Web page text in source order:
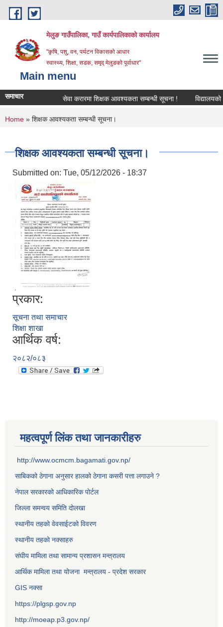
Skip to main content
मेलुङ गाउँपालिका, गाउँ कार्यपालिकाको कार्यालय
"कृषि, पशु, वन, पर्यटन विकासको आधार
स्वास्थ्य, शिक्षा, सडक, समृद् मेलुङको पूर्वाधार"
Main menu
समाचार सेवा करारमा शिक्षक आवश्‍यकता सम्बन्धी सूचना ! विद्यालयको
You are here
Home » शिक्षक आवश्यकता सम्बन्धी सूचना।
शिक्षक आवश्यकता सम्बन्धी सूचना।
Submitted on: Tue, 05/12/2026 - 18:37
प्रकार:
सूचना तथा समाचार
शिक्षा शाखा
आर्थिक वर्ष:
२०८२/०८३
महत्वपूर्ण लिंक तथा जानकारीहरु
http://www.ocmcm.bagamati.gov.np/
साबिकको ठेगाना अनुसार हालको ठेगाना कसरी पत्ता लगाउने ?
नेपाल सरकारको आधिकारिक पोर्टल
जिल्ला समन्वय समिति दोलखा
स्थानीय तहको वेवसाईटको विवरण
स्थानीय तहको नक्साहरु
संघीय मामिला तथा सामान्य प्रशासन मन्त्रालय
आर्थिक मामिला तथा योजना मन्त्रालय - प्रदेश सरकार
GIS नक्सा
https://plgsp.gov.np
http://moeap.p3.gov.np/